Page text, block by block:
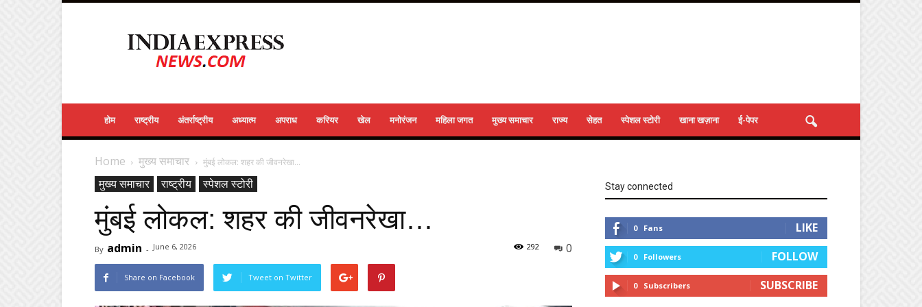
Express
News
होम राष्ट्रीय अंतर्राष्ट्रीय अध्यात्म अपराध करियर खेल मनोरंजन महिला जगत मुख्य समाचार राज्य सेहत स्पेशल स्टोरी खाना खज़ाना ई-पेपर
Home मुख्य समाचार मुंबई लोकल: शहर की जीवनरेखा…
मुख्य समाचार राष्ट्रीय स्पेशल स्टोरी
मुंबई लोकल: शहर की जीवनरेखा…
By admin - June 6, 2026 0
292
Share on Facebook Tweet on Twitter
Stay connected
0 Fans LIKE
0 Followers FOLLOW
0 Subscribers SUBSCRIBE